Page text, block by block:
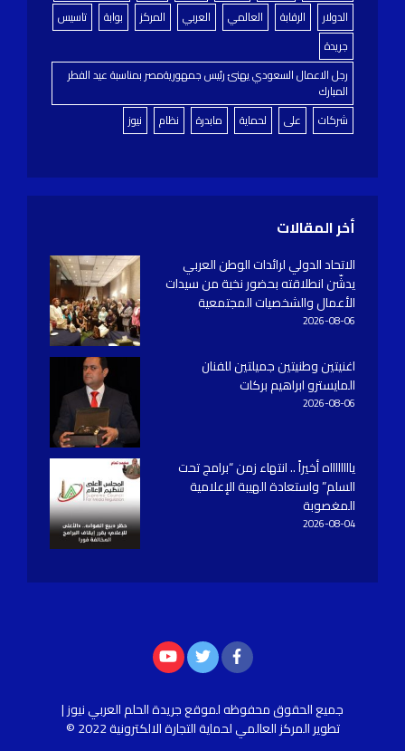
الدولار
الرقابة العالمي العربي المركز بوابة
تاسيس
جريدة
رجل الاعمال السعودي يهنئ رئيس جمهوريةمصر بمناسبة عيد الفطر
المبارك
شركات
على لحماية مابدرة نظام نيوز
أخر المقالات
الاتحاد الدولي لرائدات الوطن العربي
يدشّن انطلاقته بحضور نخبة من سيدات
الأعمال والشخصيات المجتمعية
2026-08-06
اغنيتين وطنيتين جميلتين للفنان
المايسترو ابراهيم بركات
2026-08-06
يااااااااه أخيراً .. انتهاء زمن “برامج تحت
السلم” واستعادة الهيبة الإعلامية
المغصوبة
2026-08-04
جميع الحقوق محفوظهلموقع جريدة الحلم العربي نيوز |
تطويرالمركز العالمي لحماية التجارة الالكترونية2022 ©